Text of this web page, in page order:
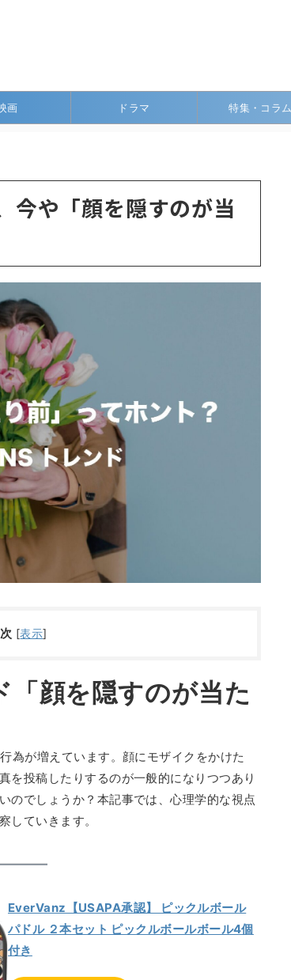
画 ドラマ 特集・コラム
今や「顔を隠すのが当
[表示]
顔を隠すのが当た
為が増えています。顔にモザイクをかけた
を投稿したりするのが一般的になりつつあり
のでしょうか？本記事では、心理学的な視点
していきます。
EverVanz【USAPA承認】 ピックルボール
パドル ２本セット ピックルボールボール4個
付き